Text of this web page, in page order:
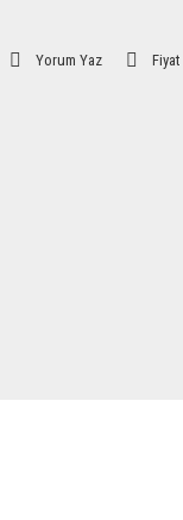
Yorum Yaz Fiyat